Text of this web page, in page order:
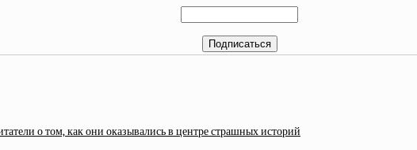
о том, как они оказывались в центре страшных историй